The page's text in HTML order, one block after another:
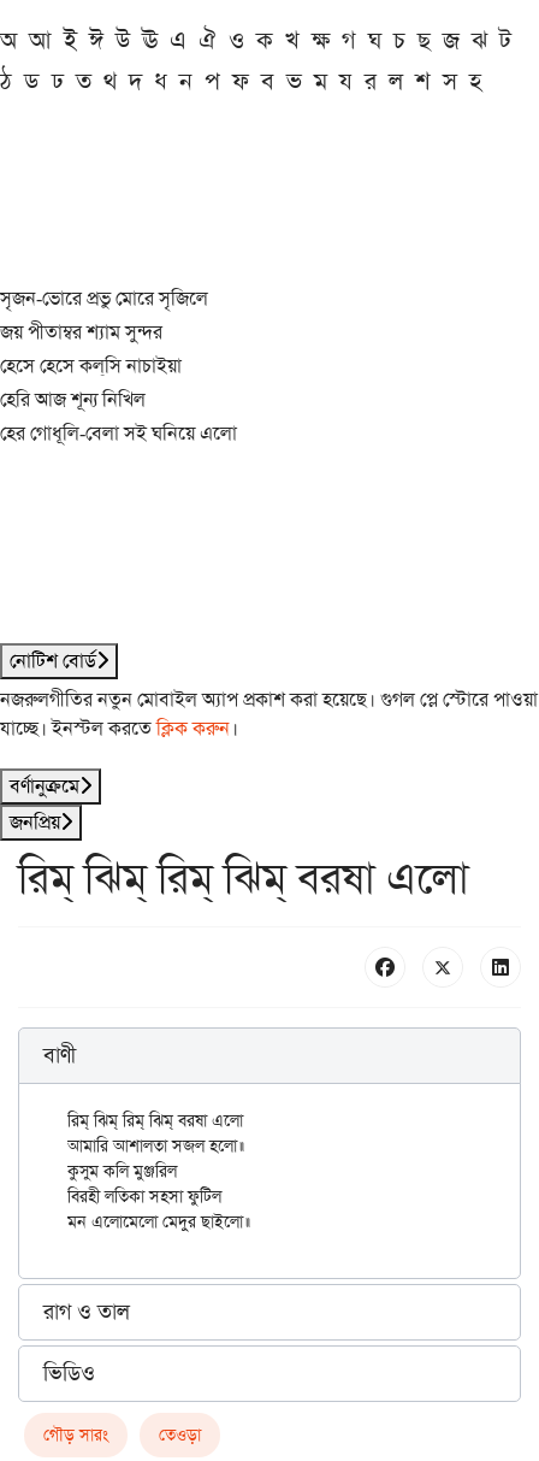
অ আ ই ঈ উ ঊ এ ঐ ও ক খ ক্ষ গ ঘ চ ছ জ ঝ ট
ঠ ড ঢ ত থ দ ধ ন প ফ ব ভ ম য র ল শ স হ
সৃজন-ভোরে প্রভু মোরে সৃজিলে
জয় পীতাম্বর শ্যাম সুন্দর
হেসে হেসে কল্‌সি নাচাইয়া
হেরি আজ শূন্য নিখিল
হের গোধূলি-বেলা সই ঘনিয়ে এলো
নোটিশ বোর্ড
নজরুলগীতির নতুন মোবাইল অ্যাপ প্রকাশ করা হয়েছে। গুগল প্লে স্টোরে পাওয়া
যাচ্ছে। ইনস্টল করতেক্লিক করুন।
বর্ণানুক্রমে
জনপ্রিয়
রিম্ ঝিম্ রিম্ ঝিম্ বরষা এলো
বাণী
রিম্ ঝিম্ রিম্ ঝিম্ বরষা এলো
আমারি আশালতা সজল হলো॥
কুসুম কলি মুঞ্জরিল
বিরহী লতিকা সহসা ফুটিল
রাগ ও তাল
ভিডিও
গৌড় সারং তেওড়া